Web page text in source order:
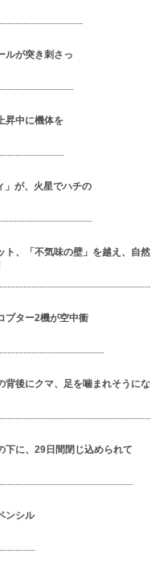
ルが突き刺さっ
昇中に機体を
」が、火星でハチの
ト、「不気味の壁」を越え、自然
プター2機が空中衝
背後にクマ、足を噛まれそうにな
下に、29日間閉じ込められて
ンシル